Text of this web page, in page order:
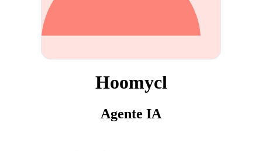
Hoomycl
Agente IA